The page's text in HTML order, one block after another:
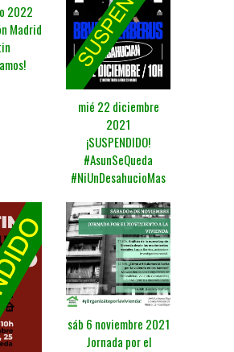
2022
Madrid
mié 22 diciembre
2021
¡SUSPENDIDO!
#AsunSeQueda
#NiUnDesahucioMas
sáb 6 noviembre 2021
Jornada por el